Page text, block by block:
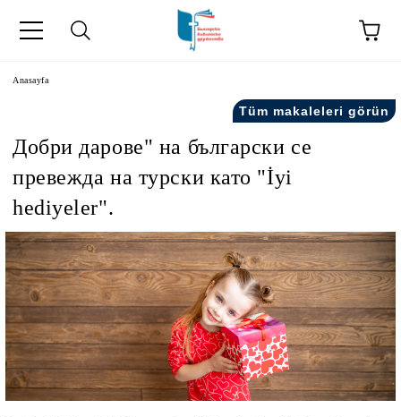
на турски.
in Turkish.
Anasayfa
Tüm makaleleri görün
Добри дарове" на български се
превежда на турски като "İyi
hediyeler".